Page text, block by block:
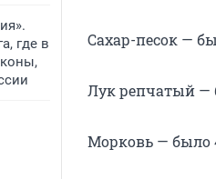
где в
Сахар-песок —
Лук репчатый —
Морковь — было